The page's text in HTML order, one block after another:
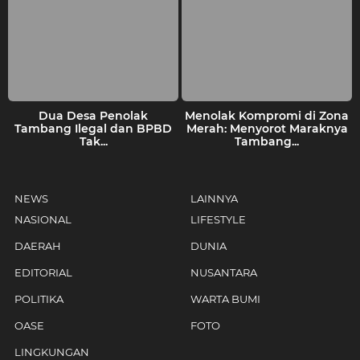
Dua Desa Penolak
Tambang Ilegal dan BPBD
Tak...
Menolak Kompromi di Zona
Merah: Menyorot Maraknya
Tambang...
NEWS
NASIONAL
DAERAH
EDITORIAL
POLITIKA
OASE
LINGKUNGAN
LAINNYA
LIFESTYLE
DUNIA
NUSANTARA
WARTA BUMI
FOTO